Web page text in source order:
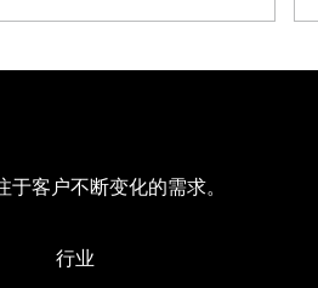
客户不断变化的需求。
行业